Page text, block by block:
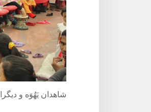
شاهدان یَهُوَه و